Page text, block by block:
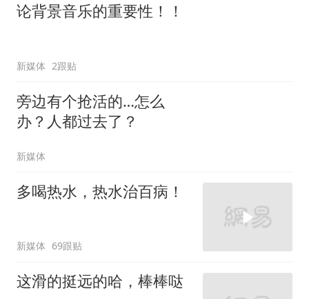
论背景音乐的重要性！！
新媒体 2跟贴
旁边有个抢活的…怎么
办？人都过去了？
新媒体
多喝热水，热水治百病！
新媒体 69跟贴
这滑的挺远的哈，棒棒哒